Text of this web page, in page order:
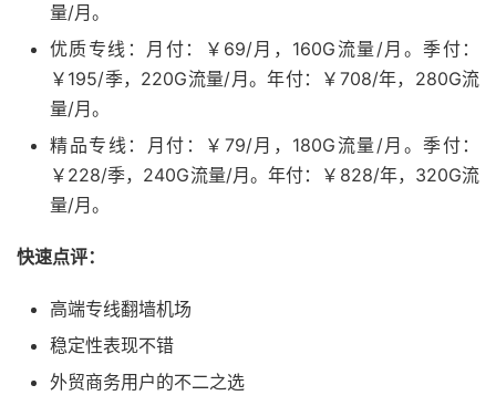
量/月。
优质专线：月付：￥69/月，160G流量/月。季付：
￥195/季，220G流量/月。年付：￥708/年，280G流
量/月。
精品专线：月付：￥79/月，180G流量/月。季付：
￥228/季，240G流量/月。年付：￥828/年，320G流
量/月。
快速点评：
高端专线翻墙机场
稳定性表现不错
外贸商务用户的不二之选